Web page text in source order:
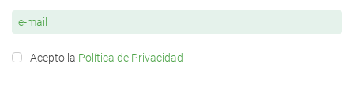
Acepto la Política de Privacidad